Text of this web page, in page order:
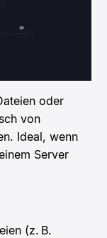
oder
von
Ideal, wenn
Server
(z. B.